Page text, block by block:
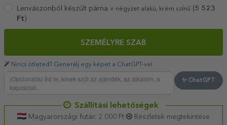
Lenvászonból készült párna » négyzet alakú, krém színű (5 523
Ft )
SZEMÉLYRE SZAB
Nincs ötleted? Generálj egy képet a ChatGPT-vel
✨ ChatGPT
Szállítási lehetőségek
Magyarországi futár: 2 000 Ft Részletek megtekintése